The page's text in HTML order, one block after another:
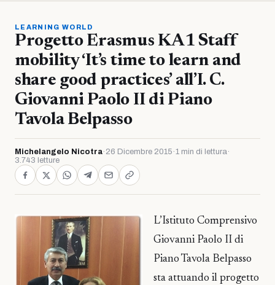
LEARNING WORLD
Progetto Erasmus KA1 Staff
mobility ‘It’s time to learn and
share good practices’ all’I. C.
Giovanni Paolo II di Piano
Tavola Belpasso
Michelangelo Nicotra· 26 Dicembre 2015 ·1 min di lettura·
3.743 letture
L’Istituto Comprensivo
Giovanni Paolo II di
Piano Tavola Belpasso
sta attuando il progetto